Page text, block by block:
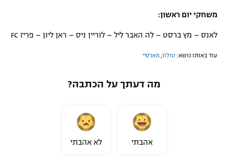
משחקי יום ראשון:
לאנס – מץ ברסט – לה האבר ליל – לוריין ניס – ראן ליון – פריז FC
עוד באותו נושא: טולוז מארסיי
מה דעתך על הכתבה?
אהבתי לא אהבתי